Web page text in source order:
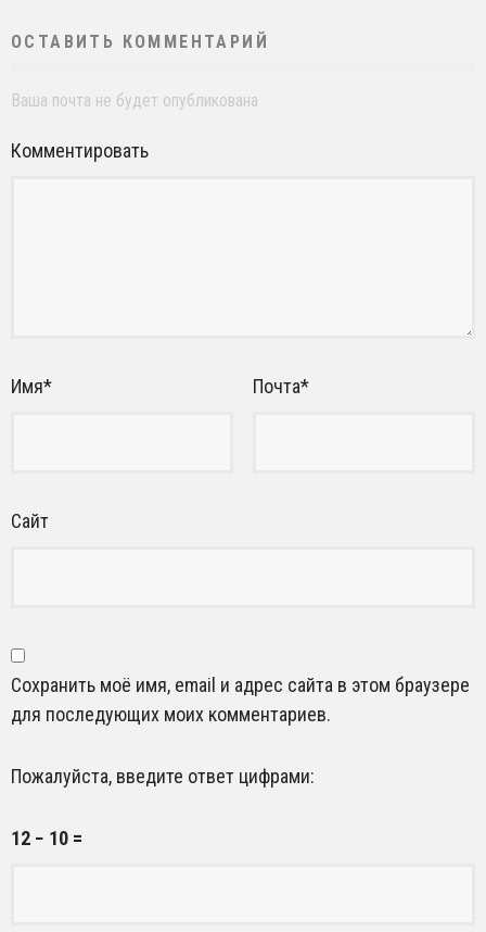
ОСТАВИТЬ КОММЕНТАРИЙ
Ваша почта не будет опубликована
Комментировать
Имя* Почта*
Сайт
Сохранить моё имя, email и адрес сайта в этом браузере
для последующих моих комментариев.
Пожалуйста, введите ответ цифрами:
12 − 10 =